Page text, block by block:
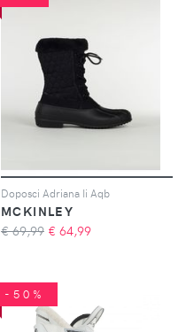
Doposci Adriana Ii Aqb
MCKINLEY
€ 69,99 € 64,99
-50%